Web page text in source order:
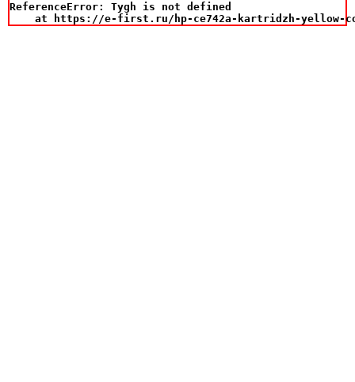
ReferenceError: Tygh is not defined
at https://e-first.ru/hp-ce742a-kartridzh-yellow-